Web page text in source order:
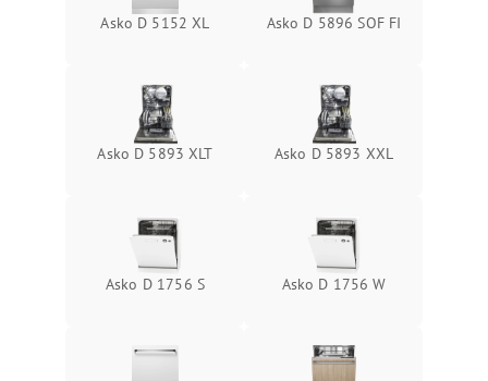
Asko D 5152 XL Asko D 5896 SOF FI
Asko D 5893 XLT Asko D 5893 XXL
Asko D 1756 S Asko D 1756 W